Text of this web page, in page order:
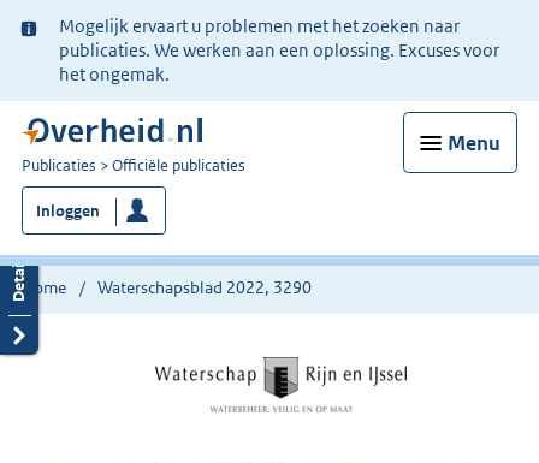
Ter
informatie:
Mogelijk ervaart u problemen met het zoeken naar
publicaties. We werken aan een oplossing. Excuses voor
het ongemak.
Menu
U
bent
nu
hier:
Publicaties Officiële publicaties
Inloggen
Home Waterschapsblad 2022, 3290